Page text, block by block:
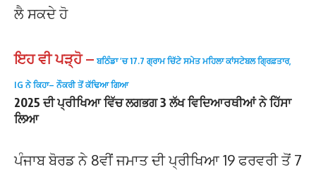
ਲੈ ਸਕਦੇ ਹੋ
ਇਹ ਵੀ ਪੜ੍ਹੋ – ਬਠਿੰਡਾ ’ਚ 17.7 ਗ੍ਰਾਮ ਚਿੱਟੇ ਸਮੇਤ ਮਹਿਲਾ ਕਾਂਸਟੇਬਲ ਗ੍ਰਿਫ਼ਤਾਰ,
IG ਨੇ ਕਿਹਾ– ਨੌਕਰੀ ਤੋਂ ਕੱਢਿਆ ਗਿਆ
2025 ਦੀ ਪ੍ਰੀਖਿਆ ਵਿੱਚ ਲਗਭਗ 3 ਲੱਖ ਵਿਦਿਆਰਥੀਆਂ ਨੇ ਹਿੱਸਾ
ਲਿਆ
ਪੰਜਾਬ ਬੋਰਡ ਨੇ 8ਵੀਂ ਜਮਾਤ ਦੀ ਪ੍ਰੀਖਿਆ 19 ਫਰਵਰੀ ਤੋਂ 7